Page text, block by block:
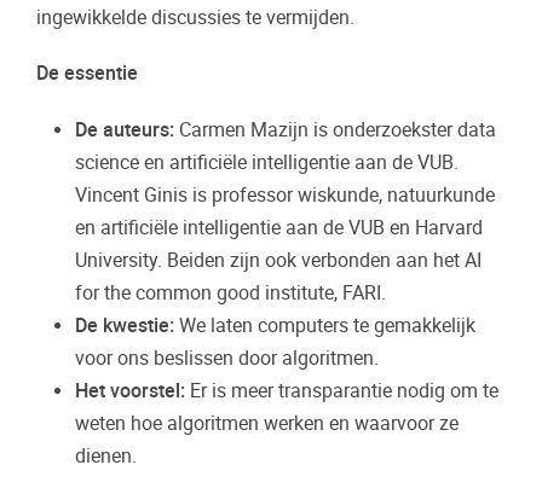
ingewikkelde discussies te vermijden.
De essentie
De auteurs: Carmen Mazijn is onderzoekster data
science en artificiële intelligentie aan de VUB.
Vincent Ginis is professor wiskunde, natuurkunde
en artificiële intelligentie aan de VUB en Harvard
University. Beiden zijn ook verbonden aan het AI
for the common good institute, FARI.
De kwestie: We laten computers te gemakkelijk
voor ons beslissen door algoritmen.
Het voorstel: Er is meer transparantie nodig om te
weten hoe algoritmen werken en waarvoor ze
dienen.